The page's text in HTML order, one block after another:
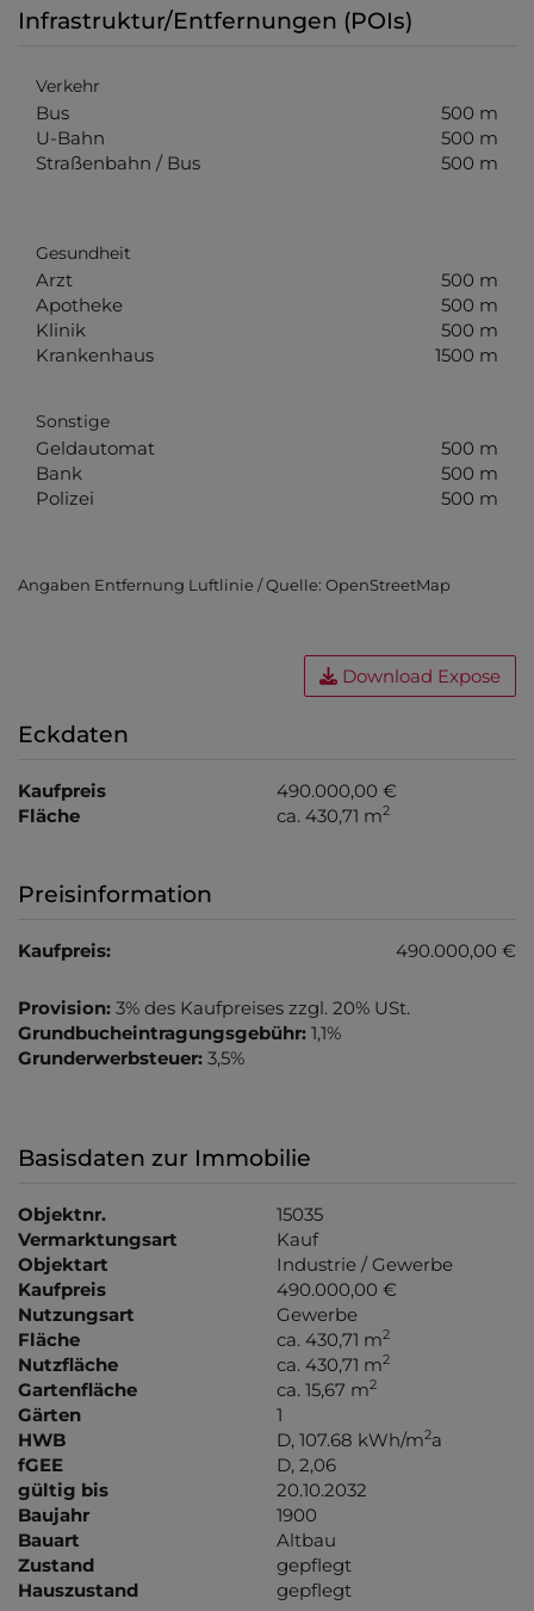
Infrastruktur/Entfernungen (POIs)
Verkehr
Bus
500 m
U-Bahn
500 m
Straßenbahn / Bus
500 m
Gesundheit
Arzt
500 m
Apotheke
500 m
Klinik
500 m
Krankenhaus
1500 m
Sonstige
Geldautomat
500 m
Bank
500 m
Polizei
500 m
Angaben Entfernung Luftlinie / Quelle: OpenStreetMap
Download Expose
Eckdaten
Kaufpreis
490.000,00 €
Fläche
ca. 430,71 m2
Preisinformation
Kaufpreis: 490.000,00 €
Provision: 3% des Kaufpreises zzgl. 20% USt.
Grundbucheintragungsgebühr: 1,1%
Grunderwerbsteuer: 3,5%
Basisdaten zur Immobilie
Objektnr.
15035
Vermarktungsart
Kauf
Objektart
Industrie / Gewerbe
Kaufpreis
490.000,00 €
Nutzungsart
Gewerbe
Fläche
ca. 430,71 m2
Nutzfläche ca. 430,71 m2
Gartenfläche ca. 15,67 m2
Gärten
1
HWB
D, 107.68 kWh/m2a
fGEE
D, 2,06
gültig bis
20.10.2032
Baujahr
1900
Bauart
Altbau
Zustand
gepflegt
Hauszustand
gepflegt